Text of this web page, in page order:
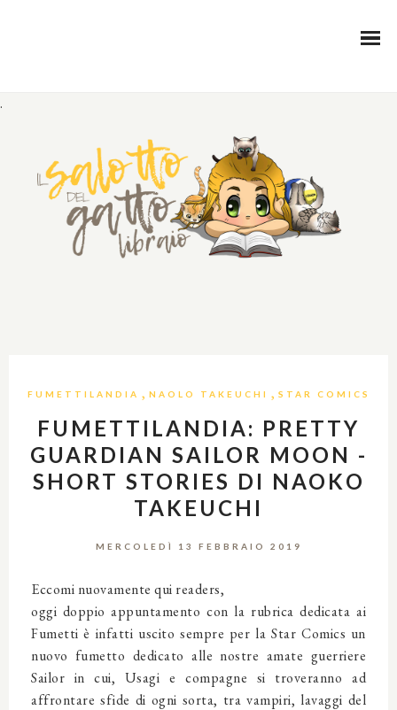
.
FUMETTILANDIA , NAOLO TAKEUCHI , STAR COMICS
FUMETTILANDIA: PRETTY
GUARDIAN SAILOR MOON -
SHORT STORIES DI NAOKO
TAKEUCHI
MERCOLEDÌ 13 FEBBRAIO 2019
Eccomi nuovamente qui readers,
oggi doppio appuntamento con la rubrica dedicata ai
Fumetti è infatti uscito sempre per la Star Comics un
nuovo fumetto dedicato alle nostre amate guerriere
Sailor in cui, Usagi e compagne si troveranno ad
affrontare sfide di ogni sorta, tra vampiri, lavaggi del